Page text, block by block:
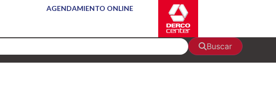
AGENDAMIENTO ONLINE
Buscar